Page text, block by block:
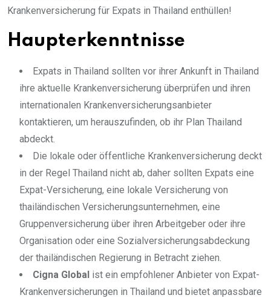
Krankenversicherung für Expats in Thailand enthüllen!
Haupterkenntnisse
Expats in Thailand sollten vor ihrer Ankunft in Thailand
ihre aktuelle Krankenversicherung überprüfen und ihren
internationalen Krankenversicherungsanbieter
kontaktieren, um herauszufinden, ob ihr Plan Thailand
abdeckt.
Die lokale oder öffentliche Krankenversicherung deckt
in der Regel Thailand nicht ab, daher sollten Expats eine
Expat-Versicherung, eine lokale Versicherung von
thailändischen Versicherungsunternehmen, eine
Gruppenversicherung über ihren Arbeitgeber oder ihre
Organisation oder eine Sozialversicherungsabdeckung
der thailändischen Regierung in Betracht ziehen.
Cigna Global ist ein empfohlener Anbieter von Expat-
Krankenversicherungen in Thailand und bietet anpassbare